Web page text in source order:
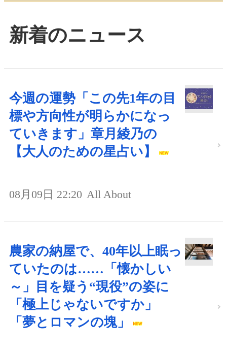
新着のニュース
今週の運勢「この先1年の目
標や方向性が明らかになっ
ていきます」章月綾乃の
【大人のための星占い】
08月09日 22:20 All About
農家の納屋で、40年以上眠っ
ていたのは……「懐かしい
～」目を疑う“現役”の姿に
「極上じゃないですか」
「夢とロマンの塊」